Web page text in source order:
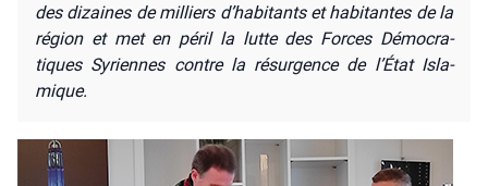
des dizaines de mil­liers d’habitants et habi­tantes de la
région et met en péril la lutte des Forces Démo­cra­
tiques Syriennes contre la résur­gence de l’État Isla­
mique.